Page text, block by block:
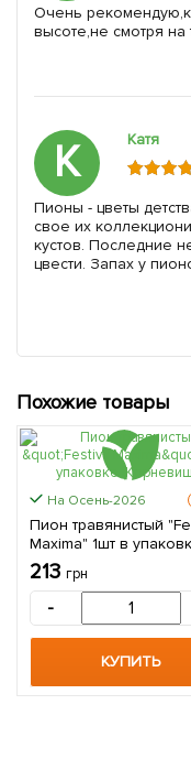
Очень
высоте,не смотря на
К Катя
Пионы - цветы
свое их
кустов. Последние
цвести. Запах у
Похожие товары
На Осень-2026
Пион травянистый
Maxima" 1шт в
(Корневище)
213 грн
-
КУПИТЬ